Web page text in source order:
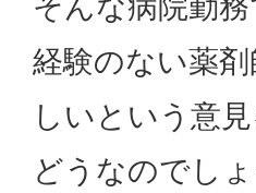
そんな病院勤
経験のない薬
しいという意
どうなのでしょ